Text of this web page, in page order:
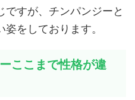
すが、チンパンジーと
をしております。
ここまで性格が違